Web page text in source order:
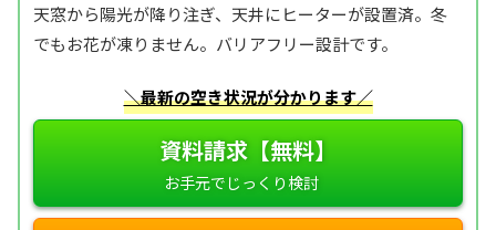
天窓から陽光が降り注ぎ、天井にヒーターが設置済。冬
でもお花が凍りません。バリアフリー設計です。
＼最新の空き状況が分かります／
資料請求【無料】